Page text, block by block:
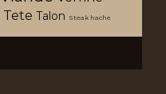
Tete Talon Steak hache